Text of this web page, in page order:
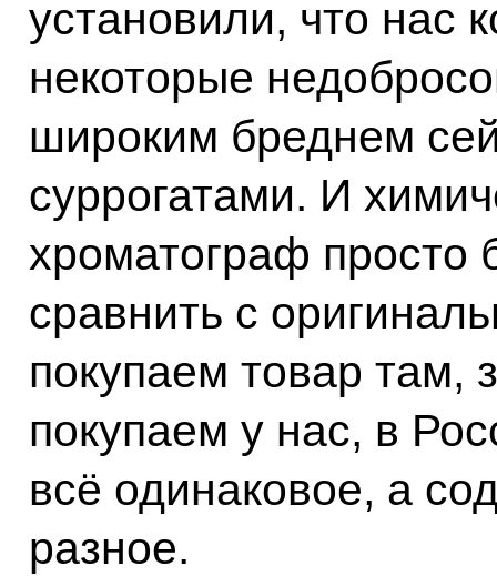
установили, что нас
некоторые
широким бреднем
суррогатами. И
хроматограф просто
сравнить с
покупаем товар там,
покупаем у нас, в
всё одинаковое, а
разное.